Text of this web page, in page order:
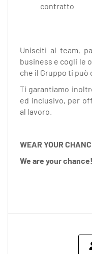
contratto
Unisciti al team,
business e cogli le
che il Gruppo ti può
Ti garantiamo
ed inclusivo, per
al lavoro.
WEAR YOUR
We are your chance!